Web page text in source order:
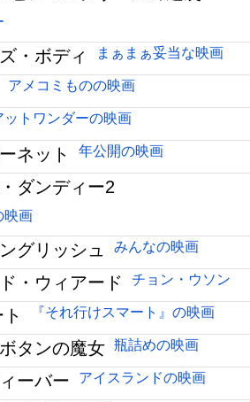
・ボディ まぁまぁ妥当な映画
アメコミものの映画
ットワンダーの映画
ネット 年公開の映画
ダンディー2
映画
グリッシュ みんなの映画
・ウィアード チョン・ウソン
『それ行けスマート』の映画
タンの魔女 瓶詰めの映画
ーバー アイスランドの映画